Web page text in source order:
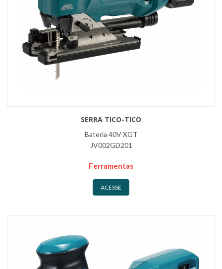
SERRA TICO-TICO
Bateria 40V XGT
JV002GD201
Ferramentas
ACESSE